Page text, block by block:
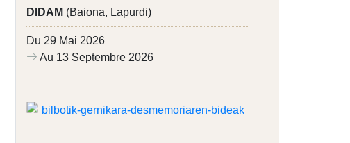
DIDAM (Baiona, Lapurdi)
Du 29 Mai 2026
Au 13 Septembre 2026